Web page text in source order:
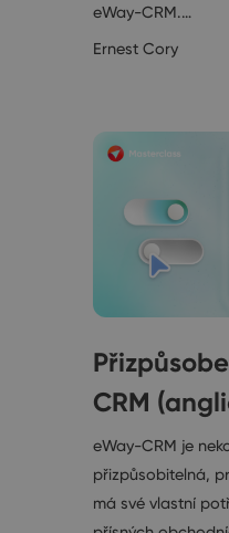
eWay-CRM.…
Ernest Cory
CRM
eWay-CRM je
přizpůsobitelná,
má své vlastní